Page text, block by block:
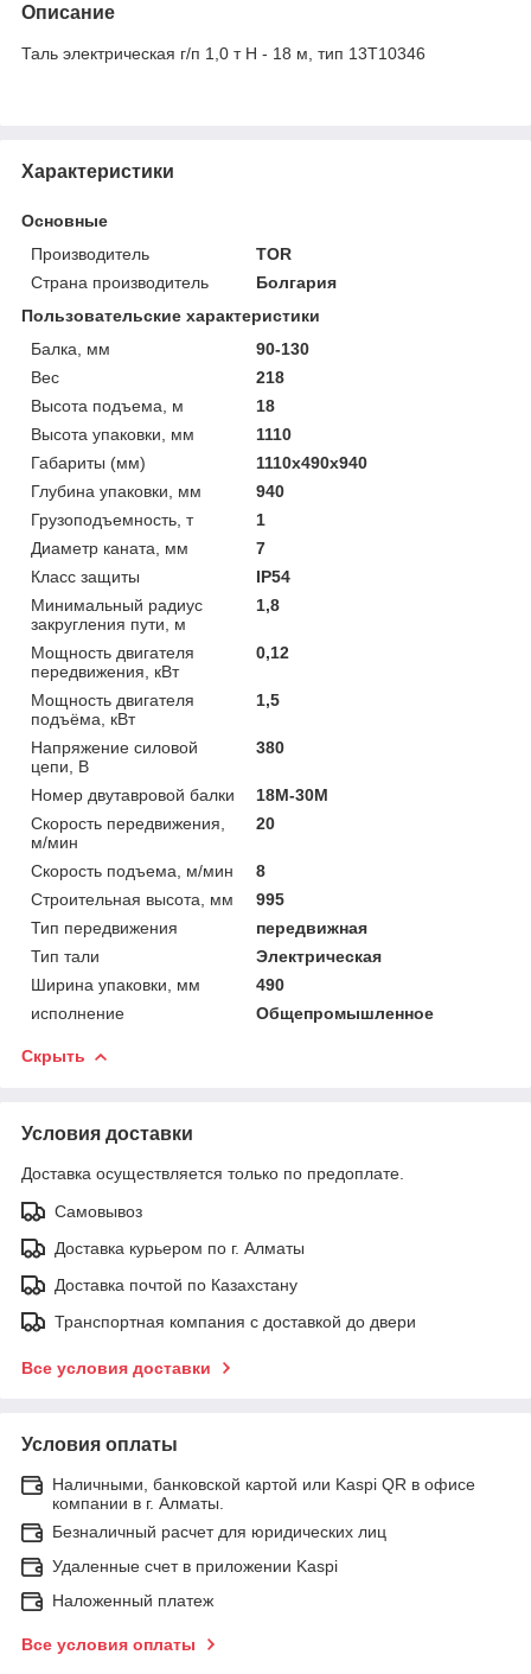
Описание
Таль электрическая г/п 1,0 т Н - 18 м, тип 13Т10346
Характеристики
Основные
Производитель
TOR
Страна производитель
Болгария
Пользовательские характеристики
Балка, мм
90-130
Вес
218
Высота подъема, м
18
Высота упаковки, мм
1110
Габариты (мм)
1110х490х940
Глубина упаковки, мм
940
Грузоподъемность, т
1
Диаметр каната, мм
7
Класс защиты
IP54
Минимальный радиус
закругления пути, м
1,8
Мощность двигателя
передвижения, кВт
0,12
Мощность двигателя
подъёма, кВт
1,5
Напряжение силовой
цепи, В
380
Номер двутавровой балки
18М-30М
Скорость передвижения,
м/мин
20
Скорость подъема, м/мин
8
Строительная высота, мм
995
Тип передвижения
передвижная
Тип тали
Электрическая
Ширина упаковки, мм
490
исполнение
Общепромышленное
Скрыть
Условия доставки
Доставка осуществляется только по предоплате.
Самовывоз
Доставка курьером по г. Алматы
Доставка почтой по Казахстану
Транспортная компания с доставкой до двери
Все условия доставки
Условия оплаты
Наличными, банковской картой или Kaspi QR в офисе
компании в г. Алматы.
Безналичный расчет для юридических лиц
Удаленные счет в приложении Kaspi
Наложенный платеж
Все условия оплаты